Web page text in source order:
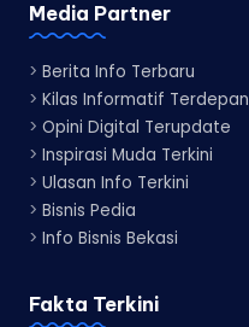
Media Partner
> Berita Info Terbaru
> Kilas Informatif Terdepan
> Opini Digital Terupdate
> Inspirasi Muda Terkini
> Ulasan Info Terkini
> Bisnis Pedia
> Info Bisnis Bekasi
Fakta Terkini